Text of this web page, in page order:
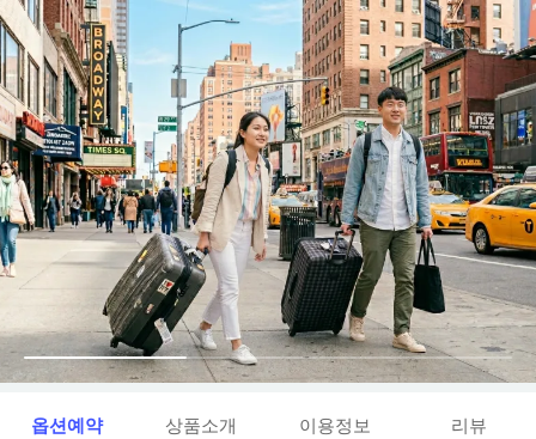
옵션예약 상품소개 이용정보 리뷰